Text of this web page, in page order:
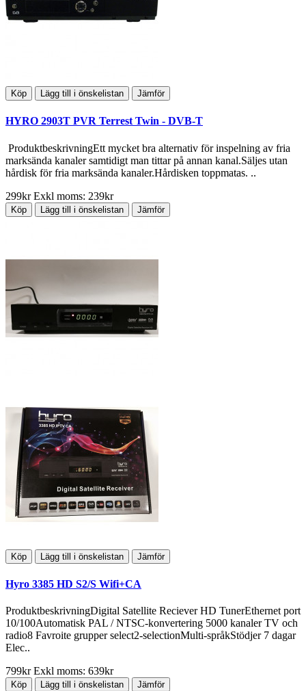
Köp Lägg till i önskelistan Jämför
HYRO 2903T PVR Terrest Twin - DVB-T
ProduktbeskrivningEtt mycket bra alternativ för inspelning av fria
marksända kanaler samtidigt man tittar på annan kanal.Säljes utan
hårdisk för fria marksända kanaler.Hårdisken toppmatas. ..
299krExkl moms: 239kr
Köp Lägg till i önskelistan Jämför
Köp Lägg till i önskelistan Jämför
Hyro 3385 HD S2/S Wifi+CA
ProduktbeskrivningDigital Satellite Reciever HD TunerEthernet port
10/100Automatisk PAL / NTSC-konvertering 5000 kanaler TV och
radio8 Favroite grupper select2-selectionMulti-språkStödjer 7 dagar
Elec..
799krExkl moms: 639kr
Köp Lägg till i önskelistan Jämför